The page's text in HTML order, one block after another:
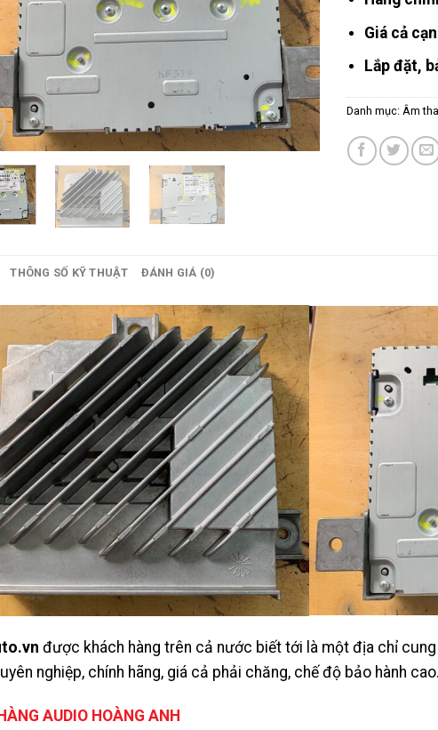
Giá cả
Lắp đặt,
Danh mục: Âm
THÔNG SỐ KỸ THUẬT ĐÁNH GIÁ (0)
được khách hàng trên cả nước biết tới là một địa chỉ
nghiệp, chính hãng, giá cả phải chăng, chế độ bảo hành
AUDIO HOÀNG ANH